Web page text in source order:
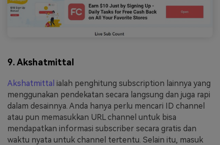
9. Akshatmittal
Akshatmittal ialah penghitung subscription lainnya yang
menggunakan pendekatan secara langsung dan juga rapi
dalam desainnya. Anda hanya perlu mencari ID channel
atau pun memasukkan URL channel untuk bisa
mendapatkan informasi subscriber secara gratis dan
waktu nyata untuk channel tertentu. Selain itu, masuk